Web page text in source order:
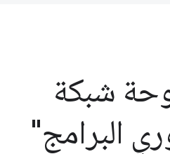
شبكة
البرامج"